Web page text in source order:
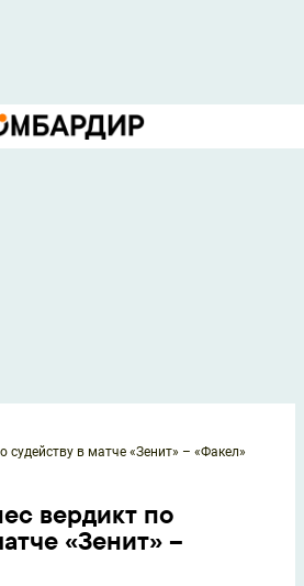
в матче «Зенит» – «Факел»
вердикт по
«Зенит» –